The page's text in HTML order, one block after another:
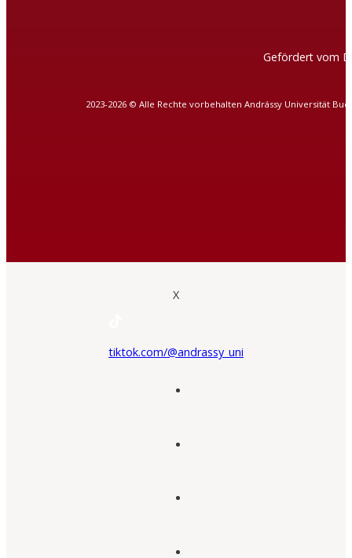
Gefördert vom
2023-2026 © Alle Rechte vorbehalten Andrássy Universität
X
tiktok.com/@andrassy_uni